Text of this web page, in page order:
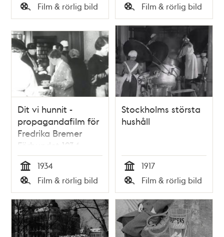
Tid
Typ
Film & rörlig bild
Tid
Typ
Film & rörlig bild
Dit vi hunnit -
propagandafilm för
Fredrika Bremer
Förbundet 1934
Tid
1934
Typ
Film & rörlig bild
Stockholms största
hushåll
Tid
1917
Typ
Film & rörlig bild